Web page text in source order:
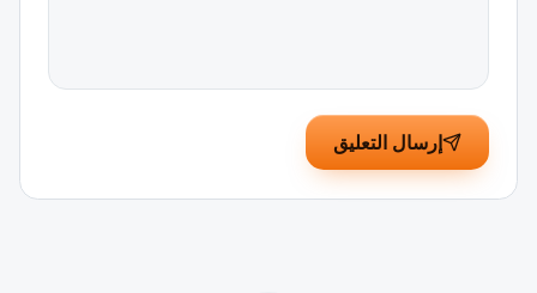
إرسال التعليق